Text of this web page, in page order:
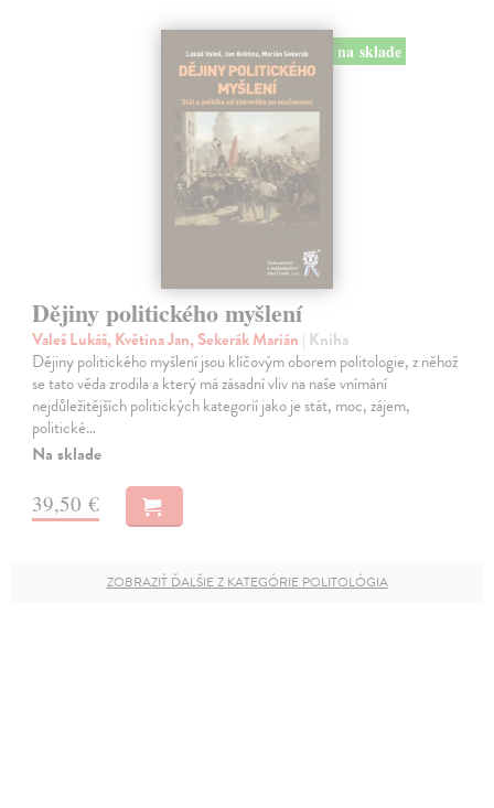
na sklade
Dějiny politického myšlení
Valeš Lukáš, Květina Jan, Sekerák Marián | Kniha
Dějiny politického myšlení jsou klíčovým oborem politologie, z něhož
se tato věda zrodila a který má zásadní vliv na naše vnímání
nejdůležitějších politických kategorií jako je stát, moc, zájem,
politické…
Na sklade
39,50 €
ZOBRAZIŤ ĎALŠIE Z KATEGÓRIE POLITOLÓGIA